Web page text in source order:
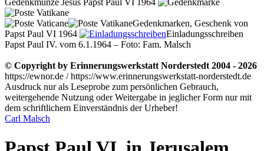
Gedenkmünze Jesus Papst Paul VI 1964
Gedenkmarken, Geschenk von
Papst Paul VI 1964
Einladungsschreiben
Papst Paul IV. vom 6.1.1964 – Foto: Fam. Malsch
© Copyright by Erinnerungswerkstatt Norderstedt 2004 - 2026
https://ewnor.de / https://www.erinnerungswerkstatt-norderstedt.de
Ausdruck nur als Leseprobe zum persönlichen Gebrauch,
weitergehende Nutzung oder Weitergabe in jeglicher Form nur mit
dem schriftlichem Einverständnis der Urheber!
Carl Malsch